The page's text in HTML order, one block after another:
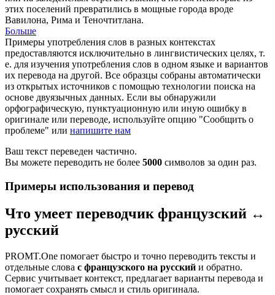
этих поселений превратились в мощные города вроде
Вавилона, Рима и Теночтитлана.
Больше
Примеры употребления слов в разных контекстах
предоставляются исключительно в лингвистических целях, т.
е. для изучения употребления слов в одном языке и вариантов
их перевода на другой. Все образцы собраны автоматически
из открытых источников с помощью технологии поиска на
основе двуязычных данных. Если вы обнаружили
орфографическую, пунктуационную или иную ошибку в
оригинале или переводе, используйте опцию "Сообщить о
проблеме" или напишите нам
Ваш текст переведен частично.
Вы можете переводить не более 5000 символов за один раз.
Примеры использования и перевод
Что умеет переводчик французский ↔
русский
PROMT.One помогает быстро и точно переводить тексты и
отдельные слова с французского на русский и обратно.
Сервис учитывает контекст, предлагает варианты перевода и
помогает сохранять смысл и стиль оригинала.